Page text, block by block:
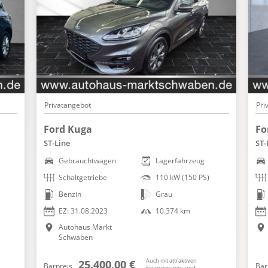
Privatangebot
Ford Kuga
ST-Line
Gebrauchtwagen
Schaltgetriebe
Benzin
EZ: 31.08.2023
Autohaus Markt
Schwaben
Lagerfahrzeug
110 kW (150 PS)
Grau
10.374 km
Barpreis 25.400,00 €
Auch mit attraktiven